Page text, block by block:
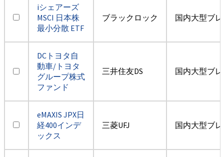
iシェアーズ
MSCI 日本株
最小分散 ETF
ブラックロック 国内大型ブ
DCトヨタ自
動車/トヨタ
グループ株式
ファンド
三井住友DS 国内大型ブ
eMAXIS JPX日
経400インデ
ックス
三菱UFJ 国内大型ブ